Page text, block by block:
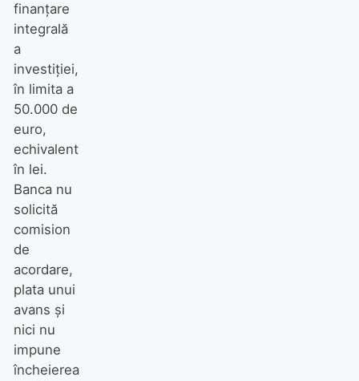
finanțare
integrală
a
investiției,
în limita a
50.000 de
euro,
echivalent
în lei.
Banca nu
solicită
comision
de
acordare,
plata unui
avans și
nici nu
impune
încheierea